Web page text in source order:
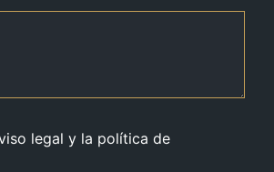
legal y la política de